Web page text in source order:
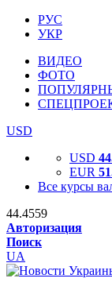
РУС
УКР
ВИДЕО
ФОТО
USD
USD
EUR
Все курсы
44.4559
Авторизация
Поиск
UA